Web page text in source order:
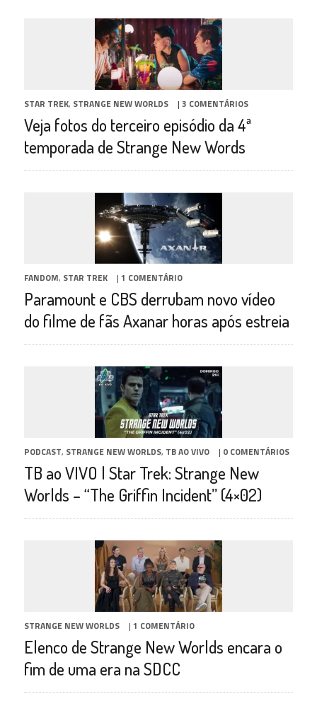
STAR TREK, STRANGE NEW WORLDS | 3 COMENTÁRIOS
Veja fotos do terceiro episódio da 4ª
temporada de Strange New Words
FANDOM, STAR TREK | 1 COMENTÁRIO
Paramount e CBS derrubam novo vídeo
do filme de fãs Axanar horas após estreia
PODCAST, STRANGE NEW WORLDS, TB AO VIVO | 0 COMENTÁRIOS
TB ao VIVO | Star Trek: Strange New
Worlds – “The Griffin Incident” (4×02)
STRANGE NEW WORLDS | 1 COMENTÁRIO
Elenco de Strange New Worlds encara o
fim de uma era na SDCC